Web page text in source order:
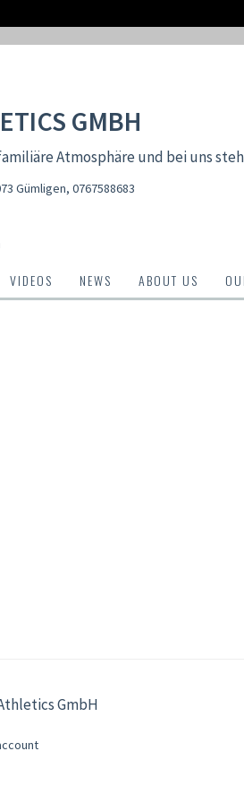
GMBH
Atmosphäre und bei uns
Gümligen, 0767588683
VIDEOS NEWS ABOUT US
GmbH